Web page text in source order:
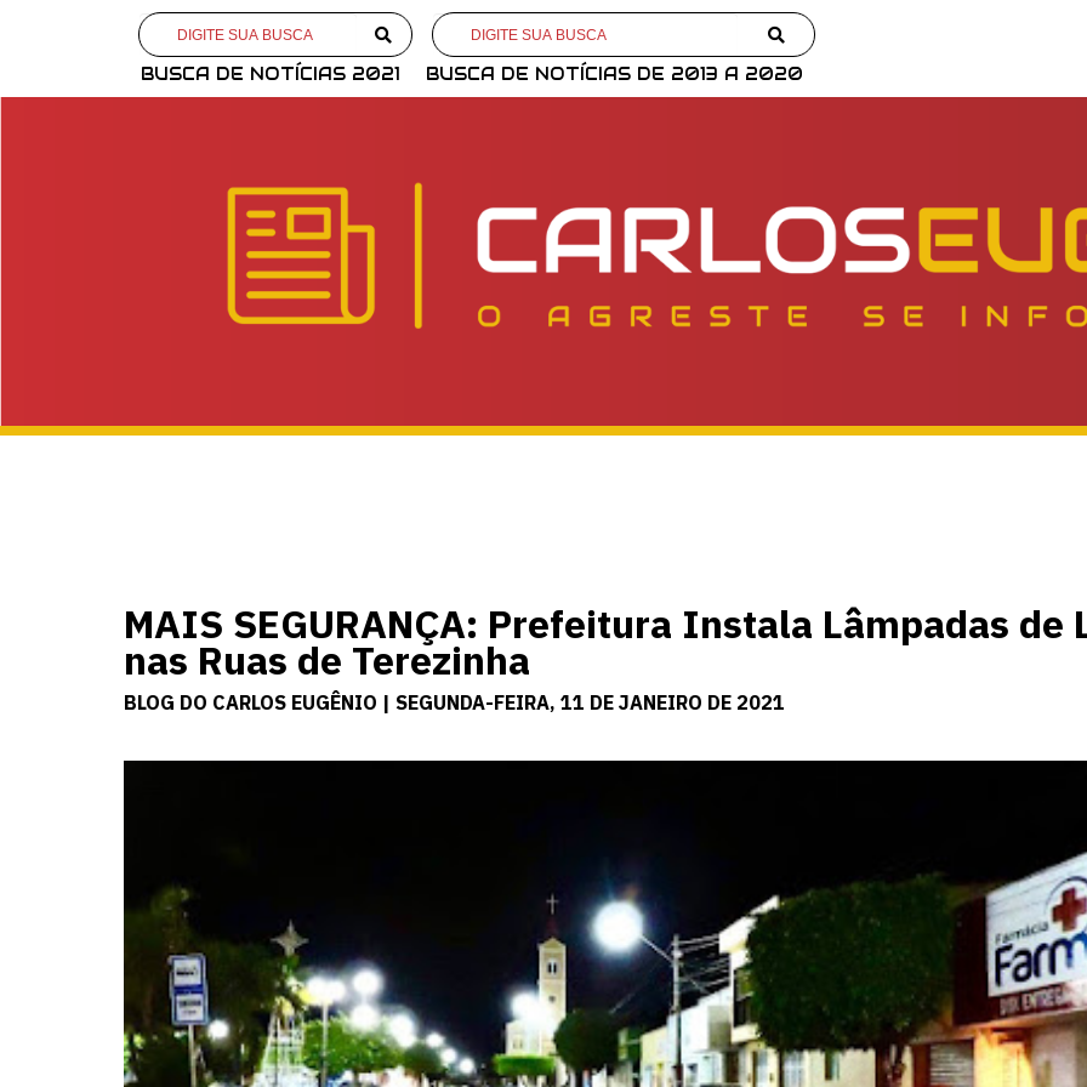
BUSCA DE NOTÍCIAS 2021 BUSCA DE NOTÍCIAS DE 2013 A 2020
MAIS SEGURANÇA: Prefeitura Instala Lâmpadas de
nas Ruas de Terezinha
BLOG DO CARLOS EUGÊNIO | SEGUNDA-FEIRA, 11 DE JANEIRO DE 2021